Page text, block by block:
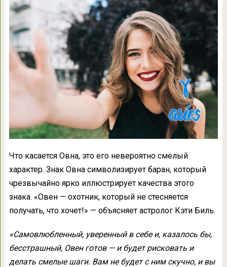
Что касается Овна, это его невероятно смелый
характер. Знак Овна символизирует баран, который
чрезвычайно ярко иллюстрирует качества этого
знака. «Овен — охотник, который не стесняется
получать, что хочет!» — объясняет астролог Кэти Биль.
«Самовлюбленный, уверенный в себе и, казалось бы,
бесстрашный, Овен готов — и будет рисковать и
делать смелые шаги. Вам не будет с ним скучно, и вы